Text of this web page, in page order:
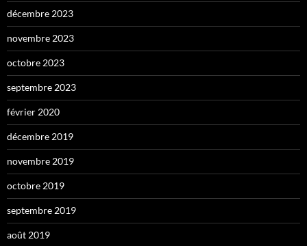
décembre 2023
novembre 2023
octobre 2023
septembre 2023
février 2020
décembre 2019
novembre 2019
octobre 2019
septembre 2019
août 2019